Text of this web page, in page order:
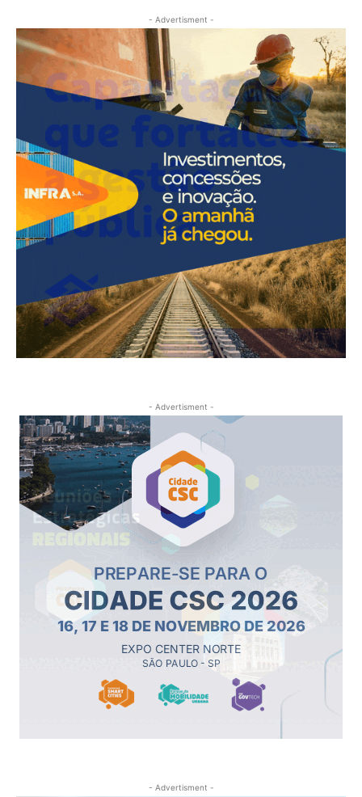
- Advertisment -
- Advertisment -
- Advertisment -